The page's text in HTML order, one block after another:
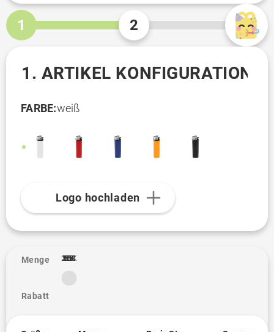
1 2
1. ARTIKEL KONFIGURATION
FARBE:weiß
Logo hochladen
Menge
Rabatt
50
100
250
300
500
1K
2.5K
3K
5K
10K
20K